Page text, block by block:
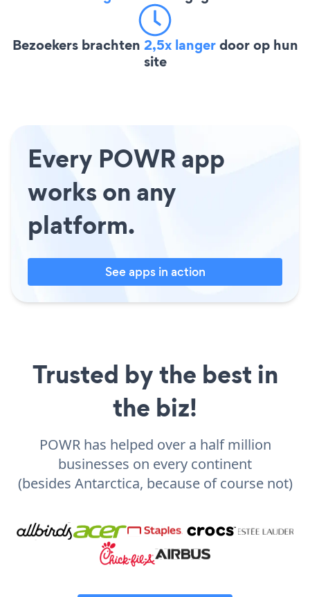
Bezoekers brachten 2,5x langerdoor op hun
site
Every POWR app
works on any
platform.
See apps in action
Trusted by the best in
the biz!
POWR has helped over a half million
businesses on every continent
(besides Antarctica, because of course not)